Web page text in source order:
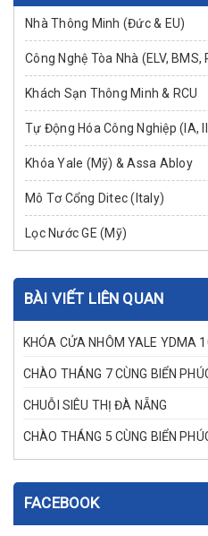
Nhà Thông Minh (Đức & EU)
Công Nghệ Tòa Nhà (ELV, BMS,
Khách Sạn Thông Minh & RCU
Tự Động Hóa Công Nghiệp (IA,
Khóa Yale (Mỹ) & Assa Abloy
Mô Tơ Cổng Ditec (Italy)
Lọc Nước GE (Mỹ)
BÀI VIẾT LIÊN QUAN
KHÓA CỬA NHÔM YALE YDMA
CHÀO THÁNG 7 CÙNG BIỂN
CHUỖI SIÊU THỊ ĐÀ NẴNG
CHÀO THÁNG 5 CÙNG BIỂN
FACEBOOK